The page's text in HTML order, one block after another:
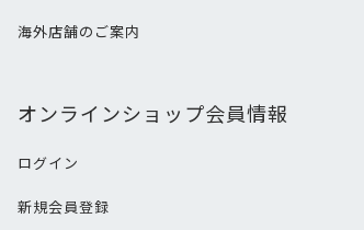
海外店舗のご案内
オンラインショップ会員情報
ログイン
新規会員登録